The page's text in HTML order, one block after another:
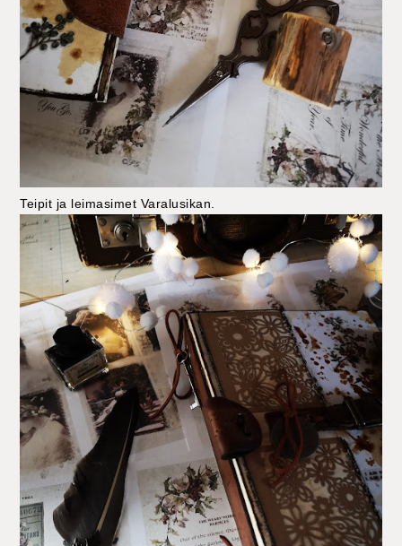
Teipit ja leimasimet Varalusikan.